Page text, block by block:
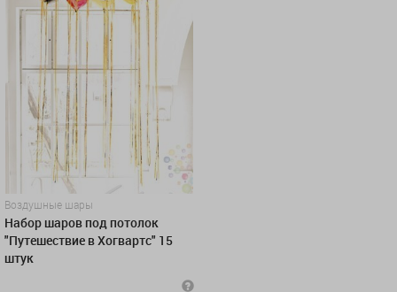
Воздушные шары
Набор шаров под потолок
"Путешествие в Хогвартс" 15
штук